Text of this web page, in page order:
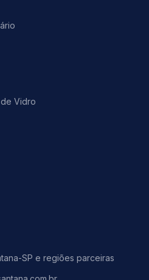
Vidro
SP e regiões parceiras